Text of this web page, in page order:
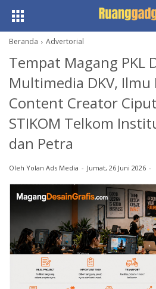
Beranda Advertorial
Tempat Magang PKL
Multimedia DKV, Ilmu
Content Creator
STIKOM Telkom
dan Petra
Oleh Yolan Ads Media Jumat, 26 Juni 2026